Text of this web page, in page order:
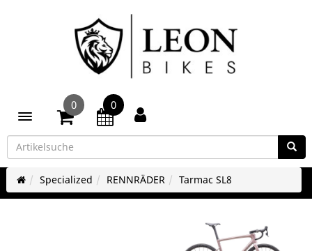
Toggle navigation
0 0
Specialized RENNRÄDER Tarmac SL8